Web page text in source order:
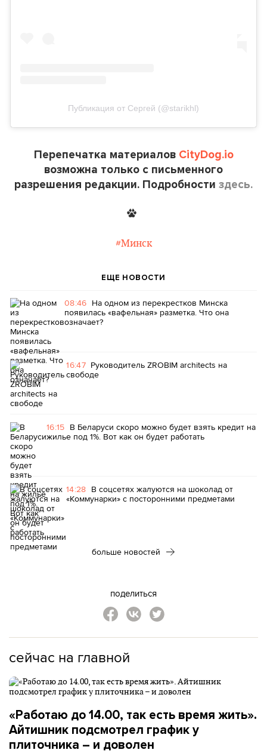
Публикация от Сергей (@starikhl)
Перепечатка материалов CityDog.io
возможна только с письменного
разрешения редакции. Подробности здесь.
#Минск
ЕЩЕ НОВОСТИ
08:46 На одном из перекрестков Минска
появилась «вафельная» разметка. Что она
означает?
16:47 Руководитель ZROBIM architects на
свободе
16:15 В Беларуси скоро можно будет взять кредит на
жилье под 1%. Вот как он будет работать
14:28 В соцсетях жалуются на шоколад от
«Коммунарки» с посторонними предметами
больше новостей
поделиться
сейчас на главной
«Работаю до 14.00, так есть время жить».
Айтишник подсмотрел график у
плиточника – и доволен